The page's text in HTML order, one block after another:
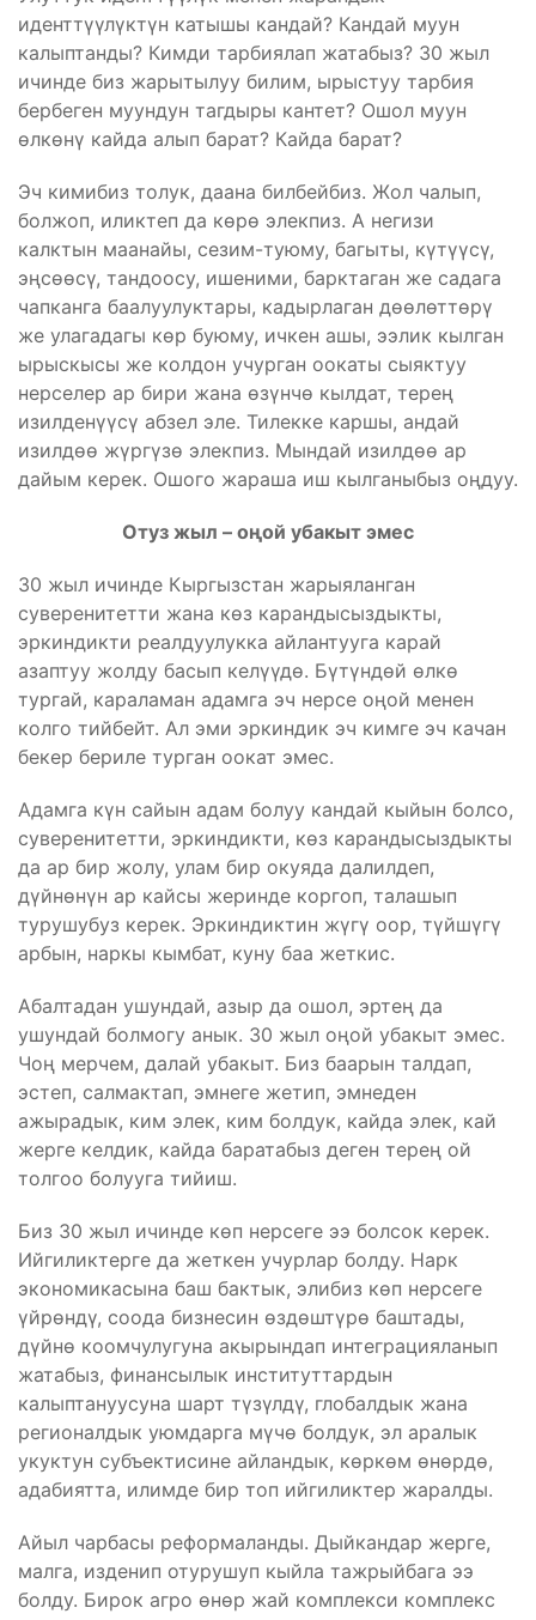
иденттүүлүктүн катышы кандай? Кандай муун
калыптанды? Кимди тарбиялап жатабыз? 30 жыл
ичинде биз жарытылуу билим, ырыстуу тарбия
бербеген муундун тагдыры кантет? Ошол муун
өлкөнү кайда алып барат? Кайда барат?
Эч кимибиз толук, даана билбейбиз. Жол чалып,
болжоп, иликтеп да көрө элекпиз. А негизи
калктын маанайы, сезим-туюму, багыты, күтүүсү,
эңсөөсү, тандоосу, ишеними, барктаган же садага
чапканга баалуулуктары, кадырлаган дөөлөттөрү
же улагадагы көр буюму, ичкен ашы, ээлик кылган
ырыскысы же колдон учурган оокаты сыяктуу
нерселер ар бири жана өзүнчө кылдат, терең
изилденүүсү абзел эле. Тилекке каршы, андай
изилдөө жүргүзө элекпиз. Мындай изилдөө ар
дайым керек. Ошого жараша иш кылганыбыз оңдуу.
Отуз жыл – оңой убакыт эмес
30 жыл ичинде Кыргызстан жарыяланган
суверенитетти жана көз карандысыздыкты,
эркиндикти реалдуулукка айлантууга карай
азаптуу жолду басып келүүдө. Бүтүндөй өлкө
тургай, караламан адамга эч нерсе оңой менен
колго тийбейт. Ал эми эркиндик эч кимге эч качан
бекер бериле турган оокат эмес.
Адамга күн сайын адам болуу кандай кыйын болсо,
суверенитетти, эркиндикти, көз карандысыздыкты
да ар бир жолу, улам бир окуяда далилдеп,
дүйнөнүн ар кайсы жеринде коргоп, талашып
турушубуз керек. Эркиндиктин жүгү оор, түйшүгү
арбын, наркы кымбат, куну баа жеткис.
Абалтадан ушундай, азыр да ошол, эртең да
ушундай болмогу анык. 30 жыл оңой убакыт эмес.
Чоң мерчем, далай убакыт. Биз баарын талдап,
эстеп, салмактап, эмнеге жетип, эмнеден
ажырадык, ким элек, ким болдук, кайда элек, кай
жерге келдик, кайда баратабыз деген терең ой
толгоо болууга тийиш.
Биз 30 жыл ичинде көп нерсеге ээ болсок керек.
Ийгиликтерге да жеткен учурлар болду. Нарк
экономикасына баш бактык, элибиз көп нерсеге
үйрөндү, соода бизнесин өздөштүрө баштады,
дүйнө коомчулугуна акырындап интеграцияланып
жатабыз, финансылык институттардын
калыптануусуна шарт түзүлдү, глобалдык жана
регионалдык уюмдарга мүчө болдук, эл аралык
укуктун субъектисине айландык, көркөм өнөрдө,
адабиятта, илимде бир топ ийгиликтер жаралды.
Айыл чарбасы реформаланды. Дыйкандар жерге,
малга, изденип отурушуп кыйла тажрыйбага ээ
болду. Бирок агро өнөр жай комплекси комплекс